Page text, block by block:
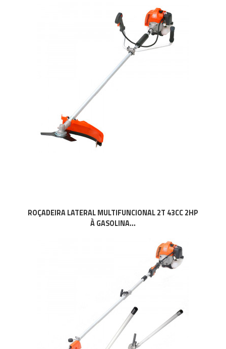
ROÇADEIRA LATERAL MULTIFUNCIONAL 2T 43CC 2HP
À GASOLINA...